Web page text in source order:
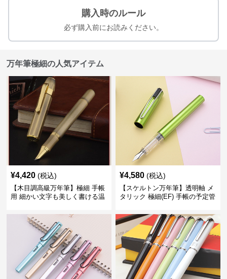
購入時のルール
必ず購入前にお読みください。
万年筆極細の人気アイテム
¥4,420 (税込)
【木目調高級万年筆】極細 手帳
用 細かい文字も美しく書ける温
¥4,580 (税込)
【スケルトン万年筆】透明軸 メ
タリック 極細(EF) 手帳の予定管
デザイン